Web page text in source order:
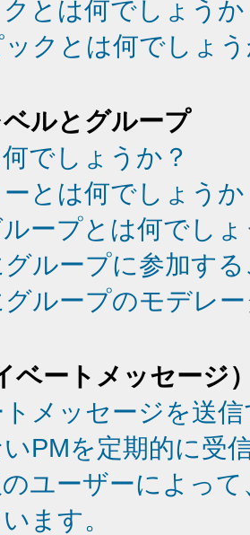
とは何でしょうか
クとは何でしょ
ルとグループ
でしょうか？
とは何でしょうか
ープとは何でし
ループに参加す
ループのモデレ
ベートメッセージ
メッセージを送
PMを定期的に受
ユーザーによっ
ます。